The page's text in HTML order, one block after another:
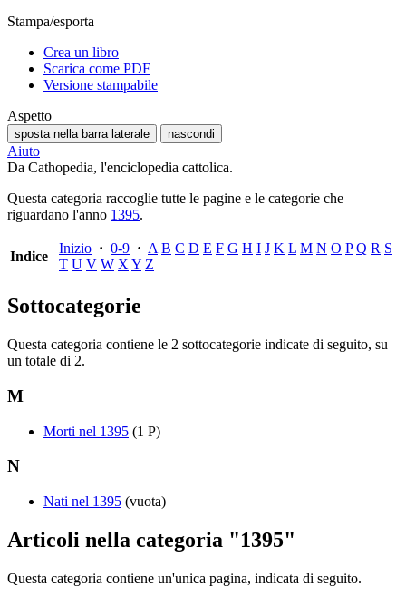
Stampa/esporta
Crea un libro
Scarica come PDF
Versione stampabile
Aspetto
sposta nella barra laterale nascondi
Aiuto
Da Cathopedia, l'enciclopedia cattolica.
Questa categoria raccoglie tutte le pagine e le categorie che
riguardano l'anno 1395.
Indice
Inizio · 0-9 · A B C D E F G H I J K L M N O P Q R S
T U V W XY Z
Sottocategorie
Questa categoria contiene le 2 sottocategorie indicate di seguito, su
un totale di 2.
M
Morti nel 1395 (1 P)
N
Nati nel 1395 (vuota)
Articoli nella categoria "1395"
Questa categoria contiene un'unica pagina, indicata di seguito.